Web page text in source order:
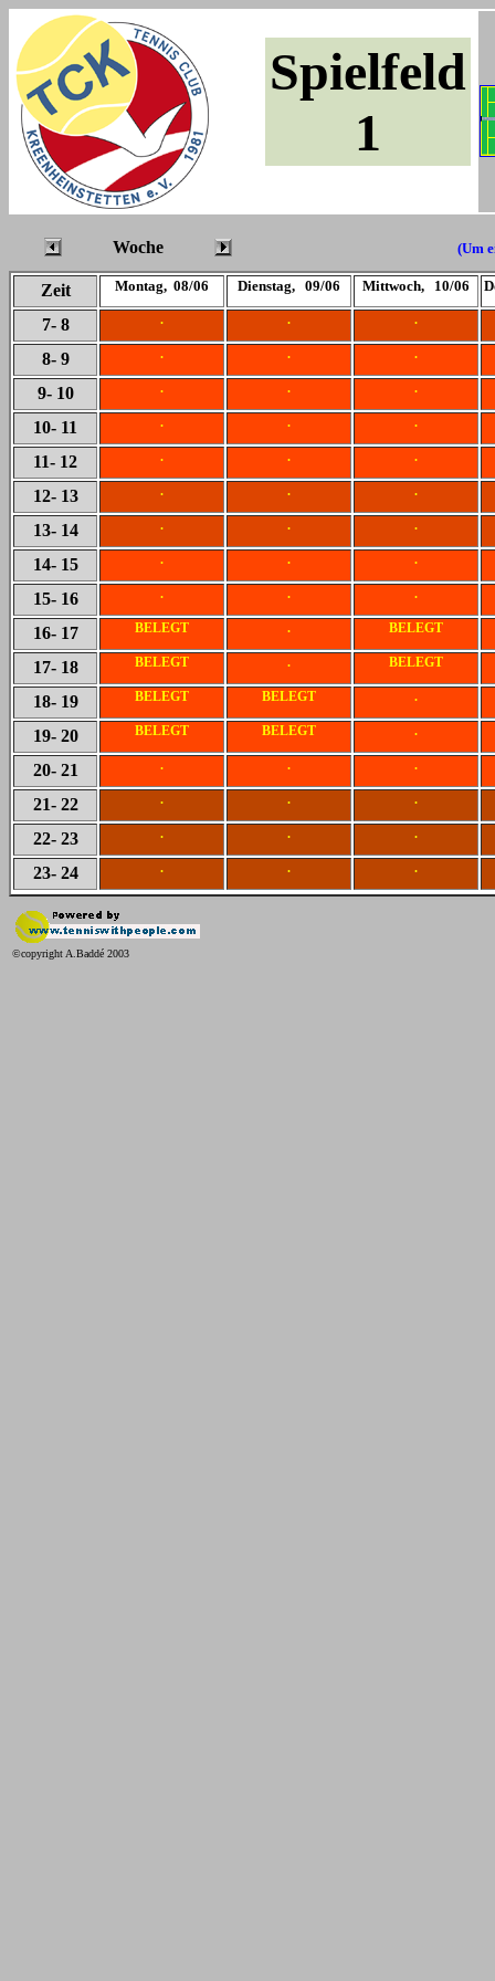
Spielfeld
1
Woche (Um
Zeit Montag, 08/06 Dienstag, 09/06 Mittwoch, 10/06
7- 8 . . .
8- 9 . . .
9- 10 . . .
10- 11 . . .
11- 12 . . .
12- 13 . . .
13- 14 . . .
14- 15 . . .
15- 16 . . .
16- 17 BELEGT . BELEGT
17- 18 BELEGT . BELEGT
18- 19 BELEGT BELEGT .
19- 20 BELEGT BELEGT .
20- 21 . . .
21- 22 . . .
22- 23 . . .
23- 24 . . .
©copyright A.Baddé 2003